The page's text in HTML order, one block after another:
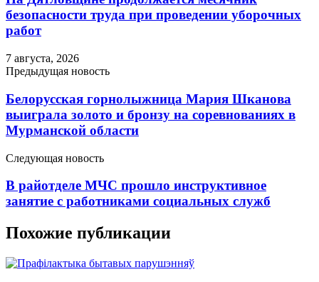
безопасности труда при проведении уборочных
работ
7 августа, 2026
Предыдущая новость
Белорусская горнолыжница Мария Шканова
выиграла золото и бронзу на соревнованиях в
Мурманской области
Следующая новость
В райотделе МЧС прошло инструктивное
занятие с работниками социальных служб
Похожие публикации